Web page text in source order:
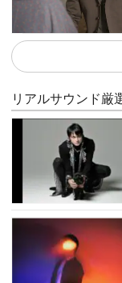
リアルサウンド厳